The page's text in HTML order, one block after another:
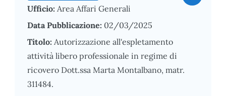
Ufficio: Area Affari Generali
Data Pubblicazione: 02/03/2025
Titolo: Autorizzazione all'espletamento
attività libero professionale in regime di
ricovero Dott.ssa Marta Montalbano, matr.
311484.